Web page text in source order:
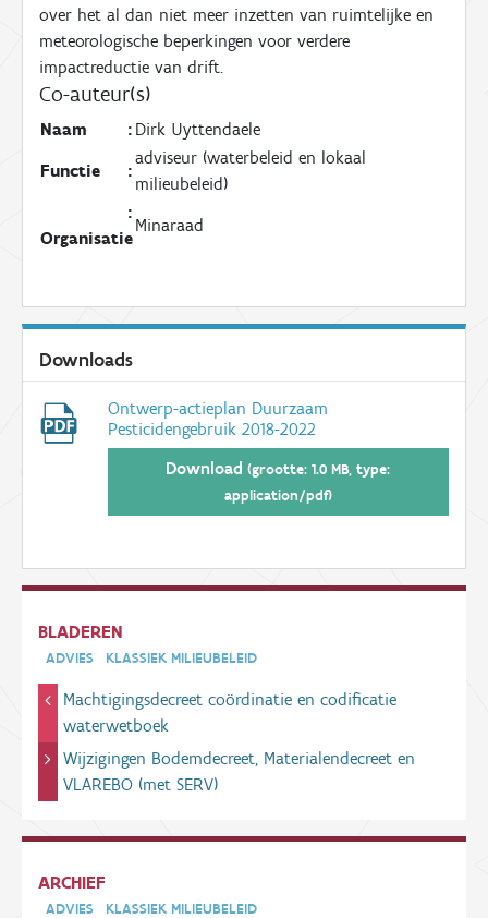
over het al dan niet meer inzetten van ruimtelijke en
meteorologische beperkingen voor verdere
impactreductie van drift.
Co-auteur(s)
:
Naam
Dirk Uyttendaele
:
Functie
adviseur (waterbeleid en lokaal
milieubeleid)
:
Organisatie
Minaraad
Downloads
Ontwerp-actieplan Duurzaam
Pesticidengebruik 2018-2022
Download(grootte: 1.0 MB, type:
application/pdf)
BLADEREN
ADVIES KLASSIEK MILIEUBELEID
Machtigingsdecreet coördinatie en codificatie
waterwetboek
Wijzigingen Bodemdecreet, Materialendecreet en
VLAREBO (met SERV)
ARCHIEF
ADVIES KLASSIEK MILIEUBELEID